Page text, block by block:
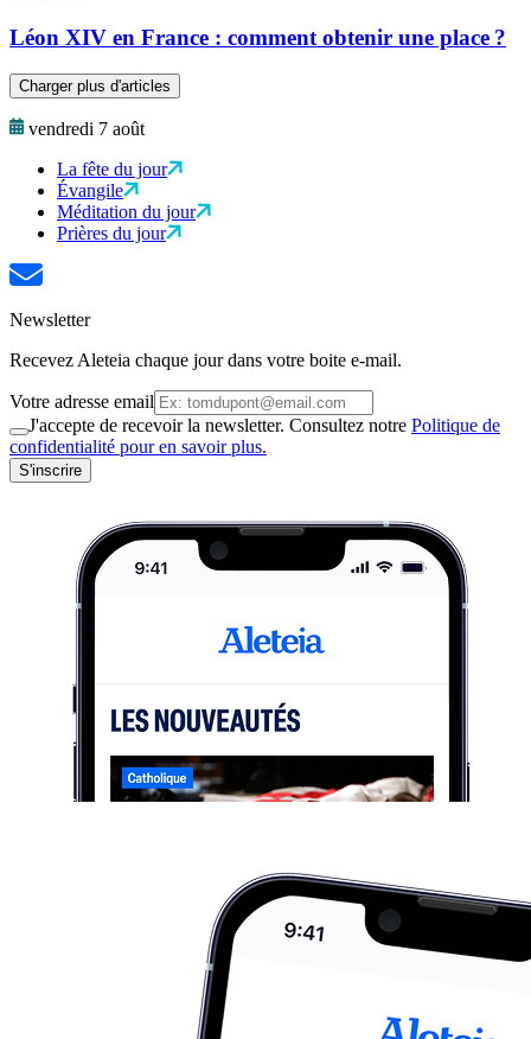
Léon XIV en France : comment obtenir une place ?
Charger plus d'articles
vendredi 7 août
La fête du jour
Évangile
Méditation du jour
Prières du jour
Newsletter
Recevez Aleteia chaque jour dans votre boite e-mail.
Votre adresse email
J'accepte de recevoir la newsletter. Consultez notre Politique de
confidentialité pour en savoir plus.
S'inscrire